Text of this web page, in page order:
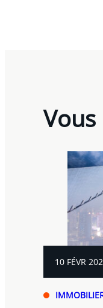
10 FÉVR